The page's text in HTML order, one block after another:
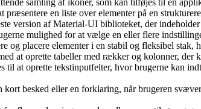
en liste over elementer på en
version af Material-UI biblioteket, der
mulighed for at vælge en eller flere
og placere elementer i en stabil og fleksibel
at oprette tabeller med rækker og kolonner, der
at oprette tekstinputfelter, hvor brugerne kan
besked eller en forklaring, når brugeren